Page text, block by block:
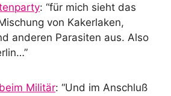
: “für mich sieht das
von Kakerlaken,
anderen Parasiten aus. Also
”
Militär: “Und im Anschluß